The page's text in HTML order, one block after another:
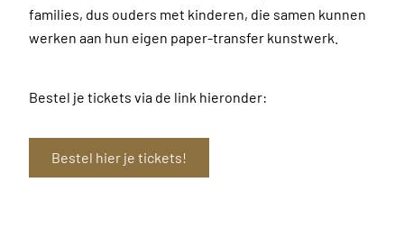
families, dus ouders met kinderen, die samen kunnen
werken aan hun eigen paper-transfer kunstwerk.
Bestel je tickets via de link hieronder:
Bestel hier je tickets!